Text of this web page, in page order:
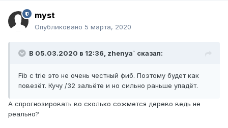
myst
Опубликовано 5 марта, 2020
В 05.03.2020 в 12:36, zhenya` сказал:
Fib с trie это не очень честный фиб. Поэтому будет как
повезёт. Кучу /32 зальёте и но сильно раньше упадёт.
А спрогнозировать во сколько сожмется дерево ведь не
реально?